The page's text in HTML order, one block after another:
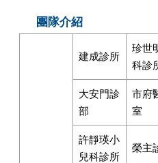
團隊介紹
建成診所
珍世
科診
大安門診
部
市府
室
許靜瑛小
兒科診所
榮主